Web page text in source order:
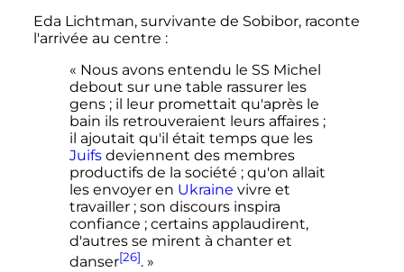
Eda Lichtman, survivante de Sobibor, raconte
l'arrivée au centre :
« Nous avons entendu le SS Michel
debout sur une table rassurer les
gens ; il leur promettait qu'après le
bain ils retrouveraient leurs affaires ;
il ajoutait qu'il était temps que les
Juifsdeviennent des membres
productifs de la société ; qu'on allait
les envoyer en Ukraine vivre et
travailler ; son discours inspira
confiance ; certains applaudirent,
d'autres se mirent à chanter et
danser[26]. »